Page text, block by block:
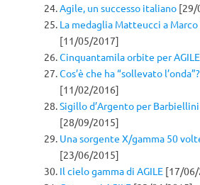
Agile, un successo italiano [29/
La medaglia Matteucci a Marco
[11/05/2017]
Cinquantamila orbite per AGILE
Cos’è che ha “sollevato
[11/02/2016]
Sigillo d’Argento per
[28/09/2015]
Una sorgente X/gamma 50
[23/06/2015]
Il cielo gamma di AGILE [17/